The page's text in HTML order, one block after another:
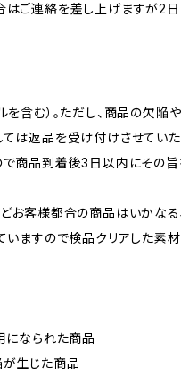
ご連絡を差し上げますが2
を含む）。ただし、商品の
は返品を受け付けさせてい
商品到着後3日以内にその旨
お客様都合の商品はいかな
いますので検品クリアした
になられた商品
が生じた商品